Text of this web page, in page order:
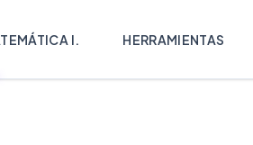
I. HERRAMIENTAS